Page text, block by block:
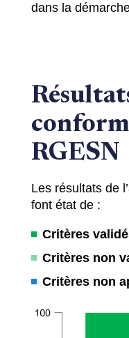
dans la
RGESN
Les résultats de
font état de :
Critères
Critères non
Critères non